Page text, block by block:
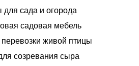
для сада и огорода
садовая мебель
живой птицы
созревания сыра